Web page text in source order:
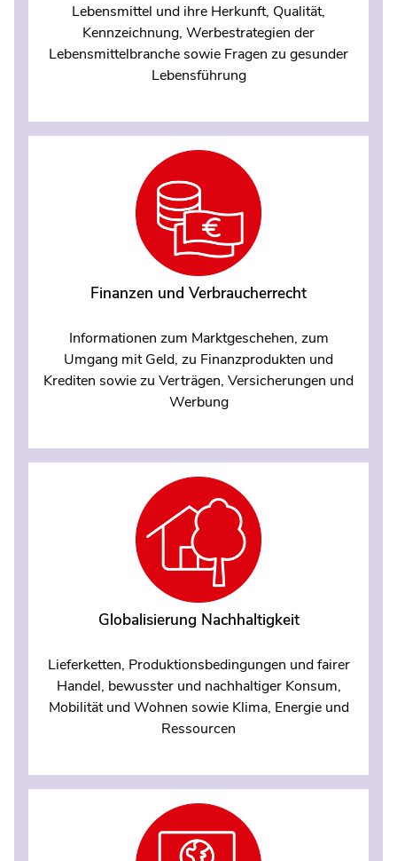
Lebensmittel und ihre Herkunft, Qualität,
Kennzeichnung, Werbestrategien der
Lebensmittelbranche sowie Fragen zu gesunder
Lebensführung
Finanzen und Verbraucherrecht
Informationen zum Marktgeschehen, zum
Umgang mit Geld, zu Finanzprodukten und
Krediten sowie zu Verträgen, Versicherungen und
Werbung
Globalisierung Nachhaltigkeit
Lieferketten, Produktionsbedingungen und fairer
Handel, bewusster und nachhaltiger Konsum,
Mobilität und Wohnen sowie Klima, Energie und
Ressourcen